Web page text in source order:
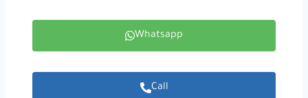
Whatsapp
Call